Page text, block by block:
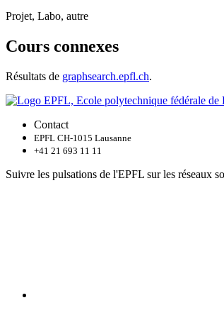
Projet, Labo, autre
Cours connexes
Résultats de graphsearch.epfl.ch.
Contact
EPFL CH-1015 Lausanne
+41 21 693 11 11
Suivre les pulsations de l'EPFL sur les réseaux